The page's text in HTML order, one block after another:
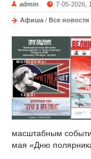
admin 7-05-2026,
Афиша / Все новости
масштабным
мая «Дню